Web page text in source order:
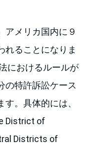
アメリカ国内に９
れることになりま
におけるルールが
の特許訴訟ケース
。具体的には、
District of
Districts of